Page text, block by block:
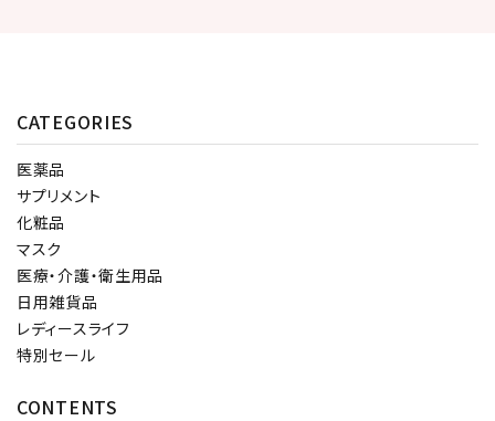
CATEGORIES
医薬品
サプリメント
化粧品
マスク
医療・介護・衛生用品
日用雑貨品
レディースライフ
特別セール
CONTENTS